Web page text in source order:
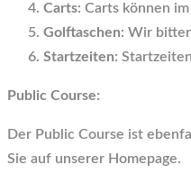
Carts: Carts können
Golftaschen: Wir
Startzeiten:
Public Course:
Der Public Course ist
Sie auf unserer Homepage.